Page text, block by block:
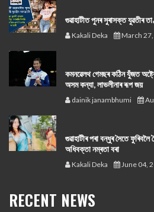
গুৱাহাটীত পুনৰ সুৰাসক্ত যুৱতীৰ
Kakali Deka March
কমনৱেলথ গেমছৰ কঠিন যুঁজত
অসম কন্যা, লাভলীনাৰ ৰূপ জয়
dainik janambhumi
গুৱাহাটীৰ পৰা বন্ধুৰ সৈতে
অধিবক্তা নম্ৰতা বৰা
Kakali Deka June 04,
RECENT NEWS